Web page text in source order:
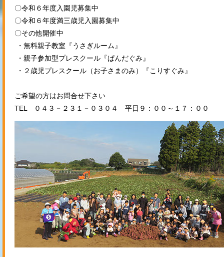
〇令和６年度入園児募集中
〇令和６年度満三歳児入園募集中
〇その他開催中
・無料親子教室『うさぎルーム』
・親子参加型プレスクール『ぱんだぐみ』
・２歳児プレスクール（お子さまのみ）『こりすぐみ』
ご希望の方はお問合せ下さい
TEL ０４３－２３１－０３０４ 平日９：００～１７：００